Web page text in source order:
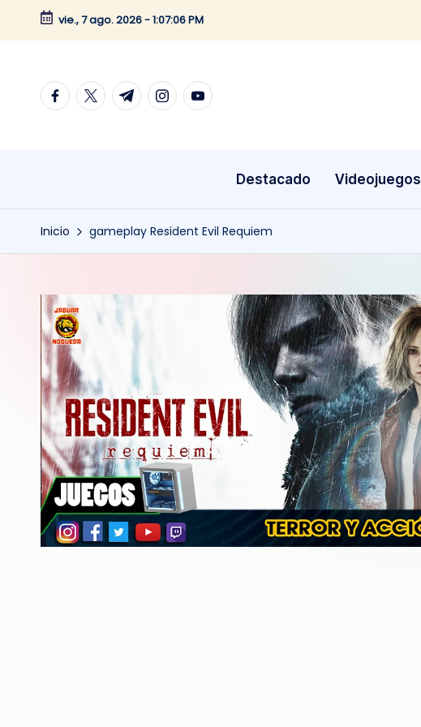
Saltar
contenido
vie., 7 ago. 2026-1:07:06 PM
facebook.com
twitter.com
t.me instagram.com
youtube.com
Destacado Videojuegos
Inicio gameplay Resident Evil Requiem